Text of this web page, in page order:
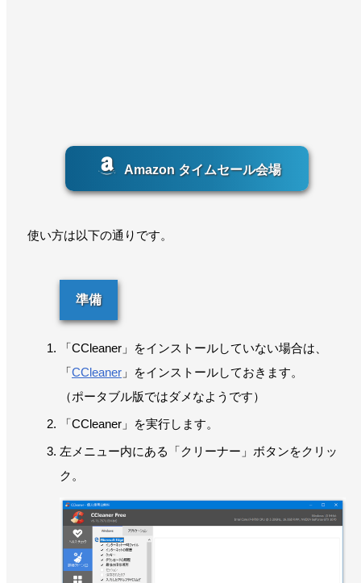
Amazon タイムセール会場
使い方は以下の通りです。
準備
「CCleaner」をインストールしていない場合は、
「CCleaner 」をインストールしておきます。
（ポータブル版ではダメなようです）
「CCleaner」を実行します。
左メニュー内にある「クリーナー」ボタンをクリッ
ク。